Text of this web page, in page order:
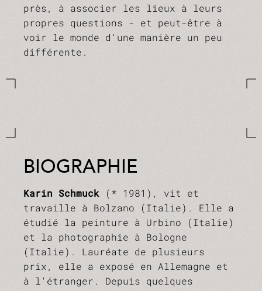
près, à associer les lieux à leurs
propres questions - et peut-être à
voir le monde d'une manière un peu
différente.
BIOGRAPHIE
Karin Schmuck (* 1981), vit et
travaille à Bolzano (Italie). Elle a
étudié la peinture à Urbino (Italie)
et la photographie à Bologne
(Italie). Lauréate de plusieurs
prix, elle a exposé en Allemagne et
à l'étranger. Depuis quelques